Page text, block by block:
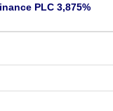
PLC 3,875%